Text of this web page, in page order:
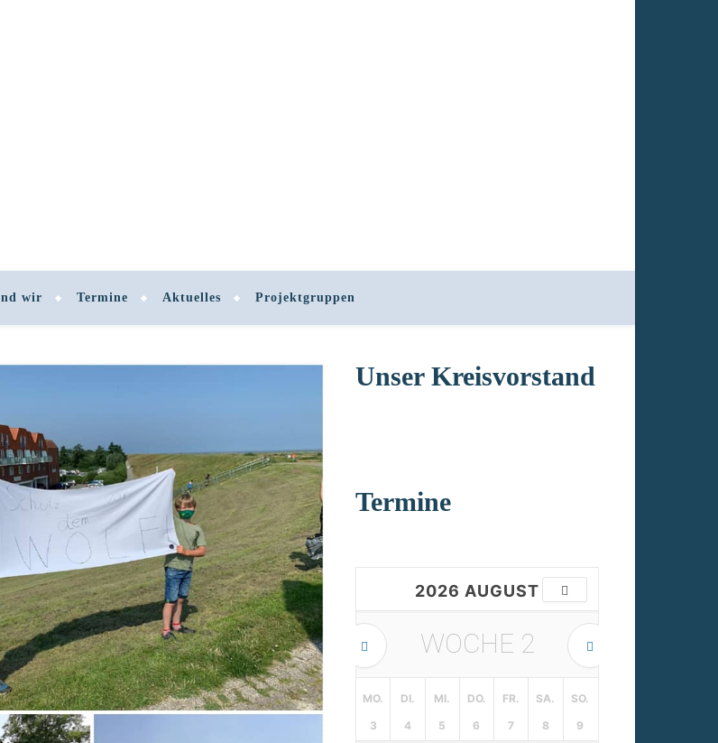
wir Termine Aktuelles Projektgruppen
Unser Kreisvorstand
Termine
2026 AUGUST
WOCHE 2
MO.
3
DI.
4
MI.
5
DO.
6
FR.
7
SA.
8
SO.
9